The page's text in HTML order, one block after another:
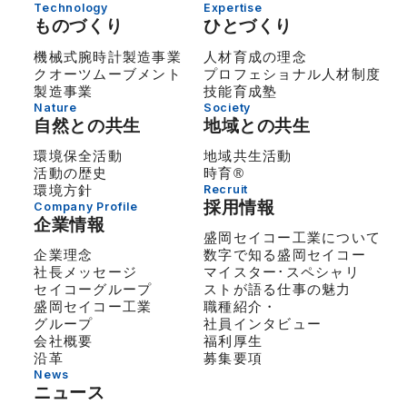
Technology
ものづくり
機械式腕時計製造事業
クオーツムーブメント
製造事業
Nature
自然との共生
環境保全活動
活動の歴史
環境方針
Company Profile
企業情報
企業理念
社長メッセージ
セイコーグループ
盛岡セイコー工業
グループ
会社概要
沿革
News
ニュース
Expertise
ひとづくり
人材育成の理念
プロフェショナル人材制度
技能育成塾
Society
地域との共生
地域共生活動
時育®
Recruit
採用情報
盛岡セイコー工業について
数字で知る盛岡セイコー
マイスター･スペシャリ
ストが語る仕事の魅力
職種紹介・
社員インタビュー
福利厚生
募集要項